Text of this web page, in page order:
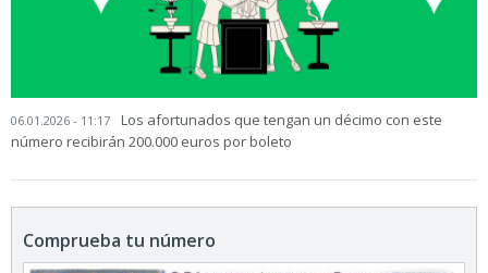
06.01.2026 - 11:17
Los afortunados que tengan un décimo con este
número recibirán 200.000 euros por boleto
Comprueba tu número